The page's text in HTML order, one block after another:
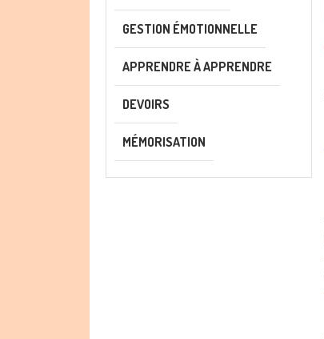
GESTION ÉMOTIONNELLE
APPRENDRE À APPRENDRE
DEVOIRS
MÉMORISATION